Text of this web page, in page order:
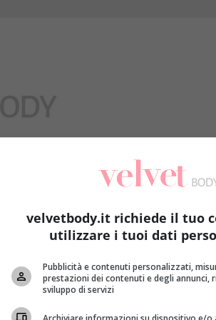
searching can help.
velvetbody.it richiede il tuo
utilizzare i tuoi dati
Pubblicità e contenuti personalizzati,
prestazioni dei contenuti e degli annunci,
sviluppo di servizi